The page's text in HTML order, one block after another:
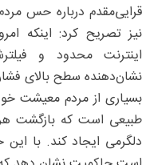
قرایی‌مقدم درباره حس
نیز تصریح کرد: اینکه
اینترنت محدود و
نشان‌دهنده سطح بالای
بسیاری از مردم معیشت
طبیعی است که بازگشت
دلگرمی ایجاد کند. با این